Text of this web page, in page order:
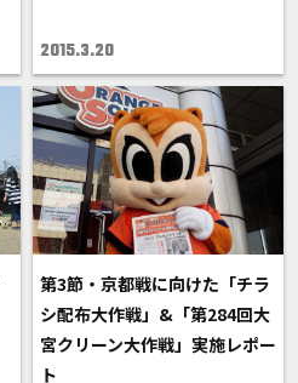
2015.3.20
第3節・京都戦に向けた「チラ
シ配布大作戦」&「第284回大
宮クリーン大作戦」実施レポー
ト